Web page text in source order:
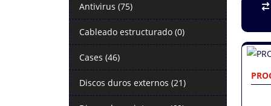
Antivirus (75)
Cableado estructurado (0)
Cases (46)
Discos duros externos (21)